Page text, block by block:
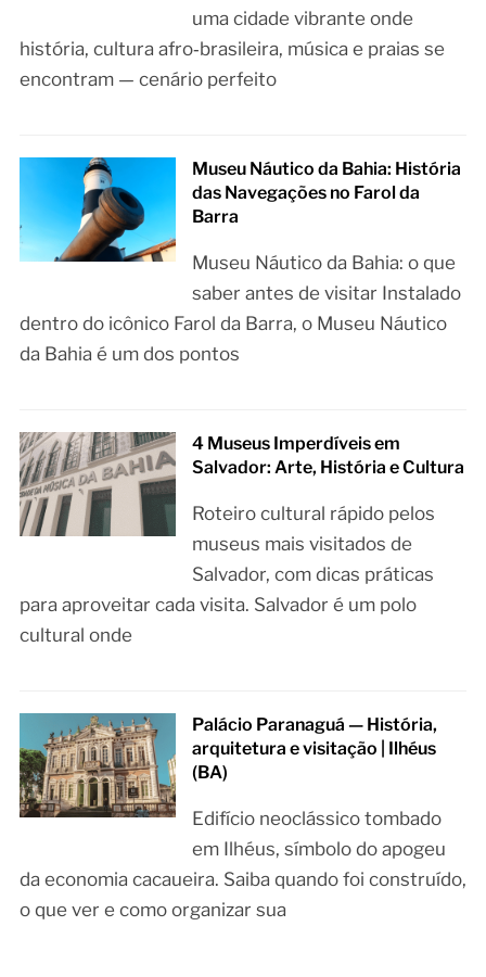
uma cidade vibrante onde
história, cultura afro‑brasileira, música e praias se
encontram — cenário perfeito
Museu Náutico da Bahia: História
das Navegações no Farol da
Barra
Museu Náutico da Bahia: o que
saber antes de visitar Instalado
dentro do icônico Farol da Barra, o Museu Náutico
da Bahia é um dos pontos
4 Museus Imperdíveis em
Salvador: Arte, História e Cultura
Roteiro cultural rápido pelos
museus mais visitados de
Salvador, com dicas práticas
para aproveitar cada visita. Salvador é um polo
cultural onde
Palácio Paranaguá — História,
arquitetura e visitação | Ilhéus
(BA)
Edifício neoclássico tombado
em Ilhéus, símbolo do apogeu
da economia cacaueira. Saiba quando foi construído,
o que ver e como organizar sua